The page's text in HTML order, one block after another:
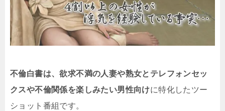
不倫白書は、欲求不満の人妻や熟女とテレフォンセッ
クスや不倫関係を楽しみたい男性向けに特化したツー
ショット番組です。